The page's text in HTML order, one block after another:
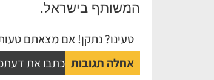
המשותף בישראל.
טעינו? נתקן! אם מצאתם
אחלה תגובות כתבו את